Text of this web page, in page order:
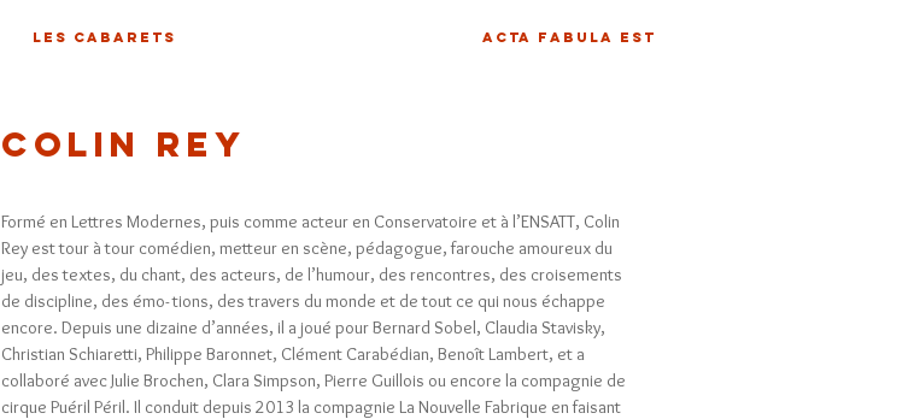
LES CABARETS ACTA FABULA EST
Colin Rey
Formé en Lettres Modernes, puis comme acteur en Conservatoire et à l’ENSATT, Colin
Rey est tour à tour comédien, metteur en scène, pédagogue, farouche amoureux du
jeu, des textes, du chant, des acteurs, de l’humour, des rencontres, des croisements
de discipline, des émo- tions, des travers du monde et de tout ce qui nous échappe
encore. Depuis une dizaine d’années, il a joué pour Bernard Sobel, Claudia Stavisky,
Christian Schiaretti, Philippe Baronnet, Clément Carabédian, Benoît Lambert, et a
collaboré avec Julie Brochen, Clara Simpson, Pierre Guillois ou encore la compagnie de
cirque Puéril Péril. Il conduit depuis 2013 la compagnie La Nouvelle Fabrique en faisant